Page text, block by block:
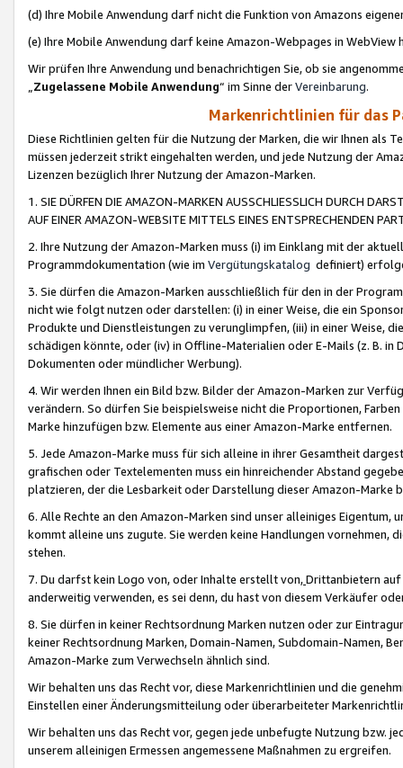
(d) Ihre Mobile Anwendung darf nicht die Funktion von Amazons
(e) Ihre Mobile Anwendung darf keine Amazon-Webpages in WebView
Wir prüfen Ihre Anwendung und benachrichtigen Sie, ob sie
„Zugelassene Mobile Anwendung“ im Sinne derVereinbarung.
Markenrichtlinien für das
Diese Richtlinien gelten für die Nutzung der Marken, die wir Ihnen als
müssen jederzeit strikt eingehalten werden, und jede Nutzung der
Lizenzen bezüglich Ihrer Nutzung der Amazon-Marken.
1. SIE DÜRFEN DIE AMAZON-MARKEN AUSSCHLIESSLICH DURCH
AUF EINER AMAZON-WEBSITE MITTELS EINES ENTSPRECHENDEN
2. Ihre Nutzung der Amazon-Marken muss (i) im Einklang mit der
Programmdokumentation (wie im Vergütungskatalog definiert)
3. Sie dürfen die Amazon-Marken ausschließlich für den in der
nicht wie folgt nutzen oder darstellen: (i) in einer Weise, die ein
Produkte und Dienstleistungen zu verunglimpfen, (iii) in einer Weise,
schädigen könnte, oder (iv) in Offline-Materialien oder E-Mails (z. B. in
Dokumenten oder mündlicher Werbung).
4. Wir werden Ihnen ein Bild bzw. Bilder der Amazon-Marken zur
verändern. So dürfen Sie beispielsweise nicht die Proportionen,
Marke hinzufügen bzw. Elemente aus einer Amazon-Marke entfernen.
5. Jede Amazon-Marke muss für sich alleine in ihrer Gesamtheit
grafischen oder Textelementen muss ein hinreichender Abstand
platzieren, der die Lesbarkeit oder Darstellung dieser Amazon-Marke
6. Alle Rechte an den Amazon-Marken sind unser alleiniges
kommt alleine uns zugute. Sie werden keine Handlungen vornehmen,
stehen.
7. Du darfst kein Logo von, oder Inhalte erstellt von,Drittanbietern auf
anderweitig verwenden, es sei denn, du hast von diesem Verkäufer
8. Sie dürfen in keiner Rechtsordnung Marken nutzen oder zur
keiner Rechtsordnung Marken, Domain-Namen, Subdomain-Namen,
Amazon-Marke zum Verwechseln ähnlich sind.
Wir behalten uns das Recht vor, diese Markenrichtlinien und die
Einstellen einer Änderungsmitteilung oder überarbeiteter
Wir behalten uns das Recht vor, gegen jede unbefugte Nutzung bzw.
unserem alleinigen Ermessen angemessene Maßnahmen zu ergreifen.